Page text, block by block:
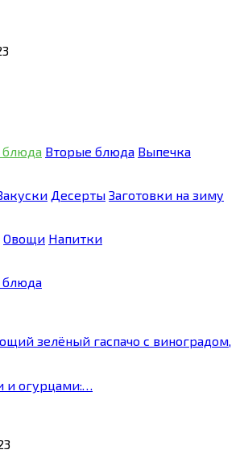
Вторые блюда Выпечка
Десерты Заготовки на зиму
Овощи Напитки
зелёный гаспачо с виноградом,
и огурцами:…